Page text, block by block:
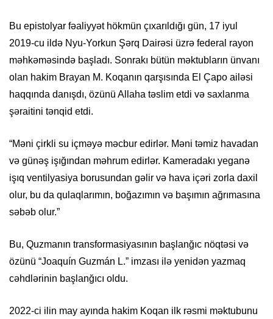
Bu epistolyar fəaliyyət hökmün çıxarıldığı gün, 17 iyul
2019-cu ildə Nyu-Yorkun Şərq Dairəsi üzrə federal rayon
məhkəməsində başladı. Sonrakı bütün məktubların ünvanı
olan hakim Brayan M. Koqanın qarşısında El Çapo ailəsi
haqqında danışdı, özünü Allaha təslim etdi və saxlanma
şəraitini tənqid etdi.
“Məni çirkli su içməyə məcbur edirlər. Məni təmiz havadan
və günəş işığından məhrum edirlər. Kameradakı yeganə
işıq ventilyasiya borusundan gəlir və hava içəri zorla daxil
olur, bu da qulaqlarımın, boğazımın və başımın ağrımasına
səbəb olur.”
Bu, Quzmanın transformasiyasının başlanğıc nöqtəsi və
özünü “Joaquín Guzmán L.” imzası ilə yenidən yazmaq
cəhdlərinin başlanğıcı oldu.
2022-ci ilin may ayında hakim Koqan ilk rəsmi məktubunu